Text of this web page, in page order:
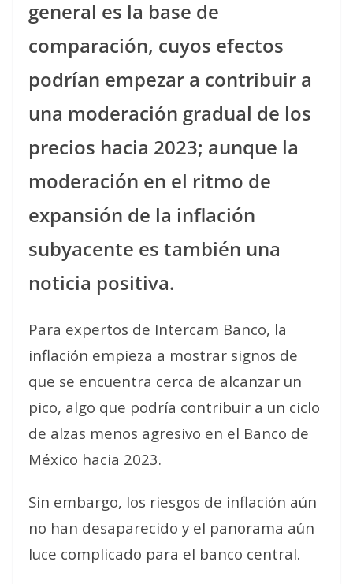
general es la base de
comparación, cuyos efectos
podrían empezar a contribuir a
una moderación gradual de los
precios hacia 2023; aunque la
moderación en el ritmo de
expansión de la inflación
subyacente es también una
noticia positiva.
Para expertos de Intercam Banco, la
inflación empieza a mostrar signos de
que se encuentra cerca de alcanzar un
pico, algo que podría contribuir a un ciclo
de alzas menos agresivo en el Banco de
México hacia 2023.
Sin embargo, los riesgos de inflación aún
no han desaparecido y el panorama aún
luce complicado para el banco central.